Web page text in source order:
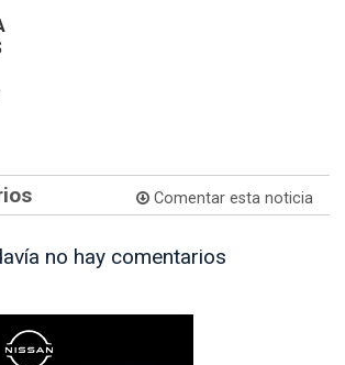
Comentar esta noticia
no hay comentarios